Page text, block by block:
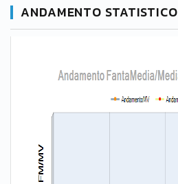
ANDAMENTO STATISTICO